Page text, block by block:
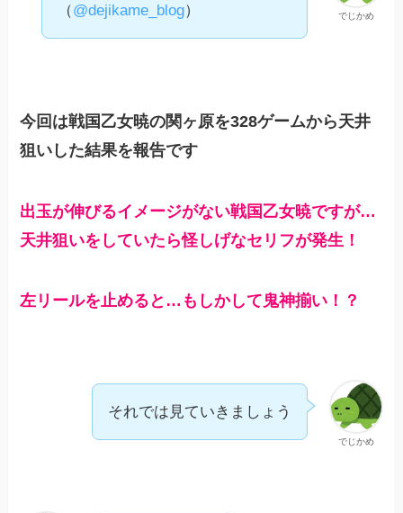
でじかめ
（@dejikame_blog）
今回は戦国乙女暁の関ヶ原を328ゲームから天井
狙いした結果を報告です
出玉が伸びるイメージがない戦国乙女暁ですが…
天井狙いをしていたら怪しげなセリフが発生！
左リールを止めると…もしかして鬼神揃い！？
でじかめ
それでは見ていきましょう